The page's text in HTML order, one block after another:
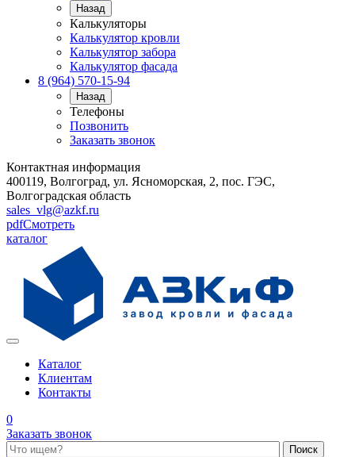
Назад
Калькуляторы
Калькулятор кровли
Калькулятор забора
Калькулятор фасада
8 (964) 570-15-94
Назад
Телефоны
Позвонить
Заказать звонок
Контактная информация
400119, Волгоград, ул. Ясноморская, 2, пос. ГЭС,
Волгоградская область
sales_vlg@azkf.ru
pdfСмотреть
каталог
Каталог
Клиентам
Контакты
0
Заказать звонок
Поиск по каталогу